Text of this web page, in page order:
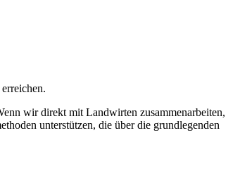
wir direkt mit Landwirten zusammenarbeiten,
unterstützen, die über die grundlegenden